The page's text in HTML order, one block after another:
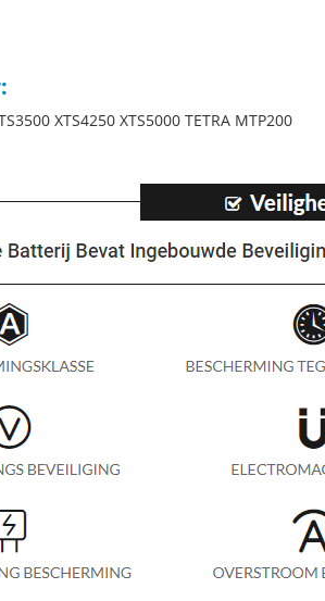
XTS4250 XTS5000 TETRA MTP200